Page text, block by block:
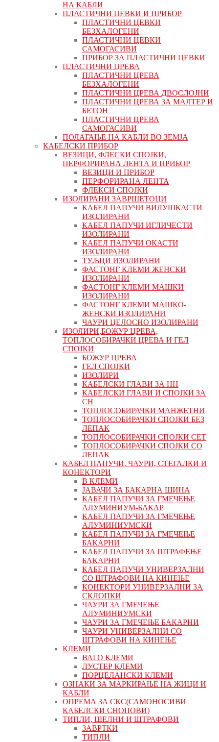
НА КАБЛИ
ПЛАСТИЧНИ ЦЕВКИ И ПРИБОР
ПЛАСТИЧНИ ЦЕВКИ
БЕЗХАЛОГЕНИ
ПЛАСТИЧНИ ЦЕВКИ
САМОГАСИВИ
ПРИБОР ЗА ПЛАСТИЧНИ ЦЕВКИ
ПЛАСТИЧНИ ЦРЕВА
ПЛАСТИЧНИ ЦРЕВА
БЕЗХАЛОГЕНИ
ПЛАСТИЧНИ ЦРЕВА ДВОСЛОЈНИ
ПЛАСТИЧНИ ЦРЕВА ЗА МАЛТЕР И
БЕТОН
ПЛАСТИЧНИ ЦРЕВА
САМОГАСИВИ
ПОЛАГАЊЕ НА КАБЛИ ВО ЗЕМЈА
КАБЕЛСКИ ПРИБОР
ВЕЗИЦИ, ФЛЕСКИ СПОЈКИ,
ПЕРФОРИРАНА ЛЕНТА И ПРИБОР
ВЕЗИЦИ И ПРИБОР
ПЕРФОРИРАНА ЛЕНТА
ФЛЕКСИ СПОЈКИ
ИЗОЛИРАНИ ЗАВРШЕТОЦИ
КАБЕЛ ПАПУЧИ ВИЛУШКАСТИ
ИЗОЛИРАНИ
КАБЕЛ ПАПУЧИ ИГЛИЧЕСТИ
ИЗОЛИРАНИ
КАБЕЛ ПАПУЧИ ОКАСТИ
ИЗОЛИРАНИ
ТУЉЦИ ИЗОЛИРАНИ
ФАСТОНГ КЛЕМИ ЖЕНСКИ
ИЗОЛИРАНИ
ФАСТОНГ КЛЕМИ МАШКИ
ИЗОЛИРАНИ
ФАСТОНГ КЛЕМИ МАШКO-
ЖЕНСКИ ИЗОЛИРАНИ
ЧАУРИ ЦЕЛОСНО ИЗОЛИРАНИ
ИЗОЛИРИ,БОЖУР ЦРЕВА,
ТОПЛОСОБИРАЧКИ ЦРЕВА И ГЕЛ
СПОЈКИ
БОЖУР ЦРЕВА
ГЕЛ СПОЈКИ
ИЗОЛИРИ
КАБЕЛСКИ ГЛАВИ ЗА НН
КАБЕЛСКИ ГЛАВИ И СПОЈКИ ЗА
СН
ТОПЛОСОБИРАЧКИ МАНЖЕТНИ
ТОПЛОСОБИРАЧКИ СПОЈКИ БЕЗ
ЛЕПАК
ТОПЛОСОБИРАЧКИ СПОЈКИ СЕТ
ТОПЛОСОБИРАЧКИ СПОЈКИ СО
ЛЕПАК
КАБЕЛ ПАПУЧИ, ЧАУРИ, СТЕГАЛКИ И
КОНЕКТОРИ
В КЛЕМИ
ЈАВАЧИ ЗА БАКАРНА ШИНА
КАБЕЛ ПАПУЧИ ЗА ГМЕЧЕЊЕ
АЛУМИНИУМ-БАКАР
КАБЕЛ ПАПУЧИ ЗА ГМЕЧЕЊЕ
АЛУМИНИУМСКИ
КАБЕЛ ПАПУЧИ ЗА ГМЕЧЕЊЕ
БАКАРНИ
КАБЕЛ ПАПУЧИ ЗА ШТРАФЕЊЕ
БАКАРНИ
КАБЕЛ ПАПУЧИ УНИВЕРЗАЛНИ
СО ШТРАФОВИ НА КИНЕЊЕ
КОНЕКТОРИ УНИВЕРЗАЛНИ ЗА
СКЛОПКИ
ЧАУРИ ЗА ГМЕЧЕЊЕ
АЛУМИНИУМСКИ
ЧАУРИ ЗА ГМЕЧЕЊЕ БАКАРНИ
ЧАУРИ УНИВЕРЗАЛНИ СО
ШТРАФОВИ НА КИНЕЊЕ
КЛЕМИ
ВАГО КЛЕМИ
ЛУСТЕР КЛЕМИ
ПОРЦЕЛАНСКИ КЛЕМИ
ОЗНАКИ ЗА МАРКИРАЊЕ НА ЖИЦИ И
КАБЛИ
ОПРЕМА ЗА СКС(САМОНОСИВИ
КАБЕЛСКИ СНОПОВИ)
ТИПЛИ, ШЕЛНИ И ШТРАФОВИ
ЗАВРТКИ
ТИПЛИ